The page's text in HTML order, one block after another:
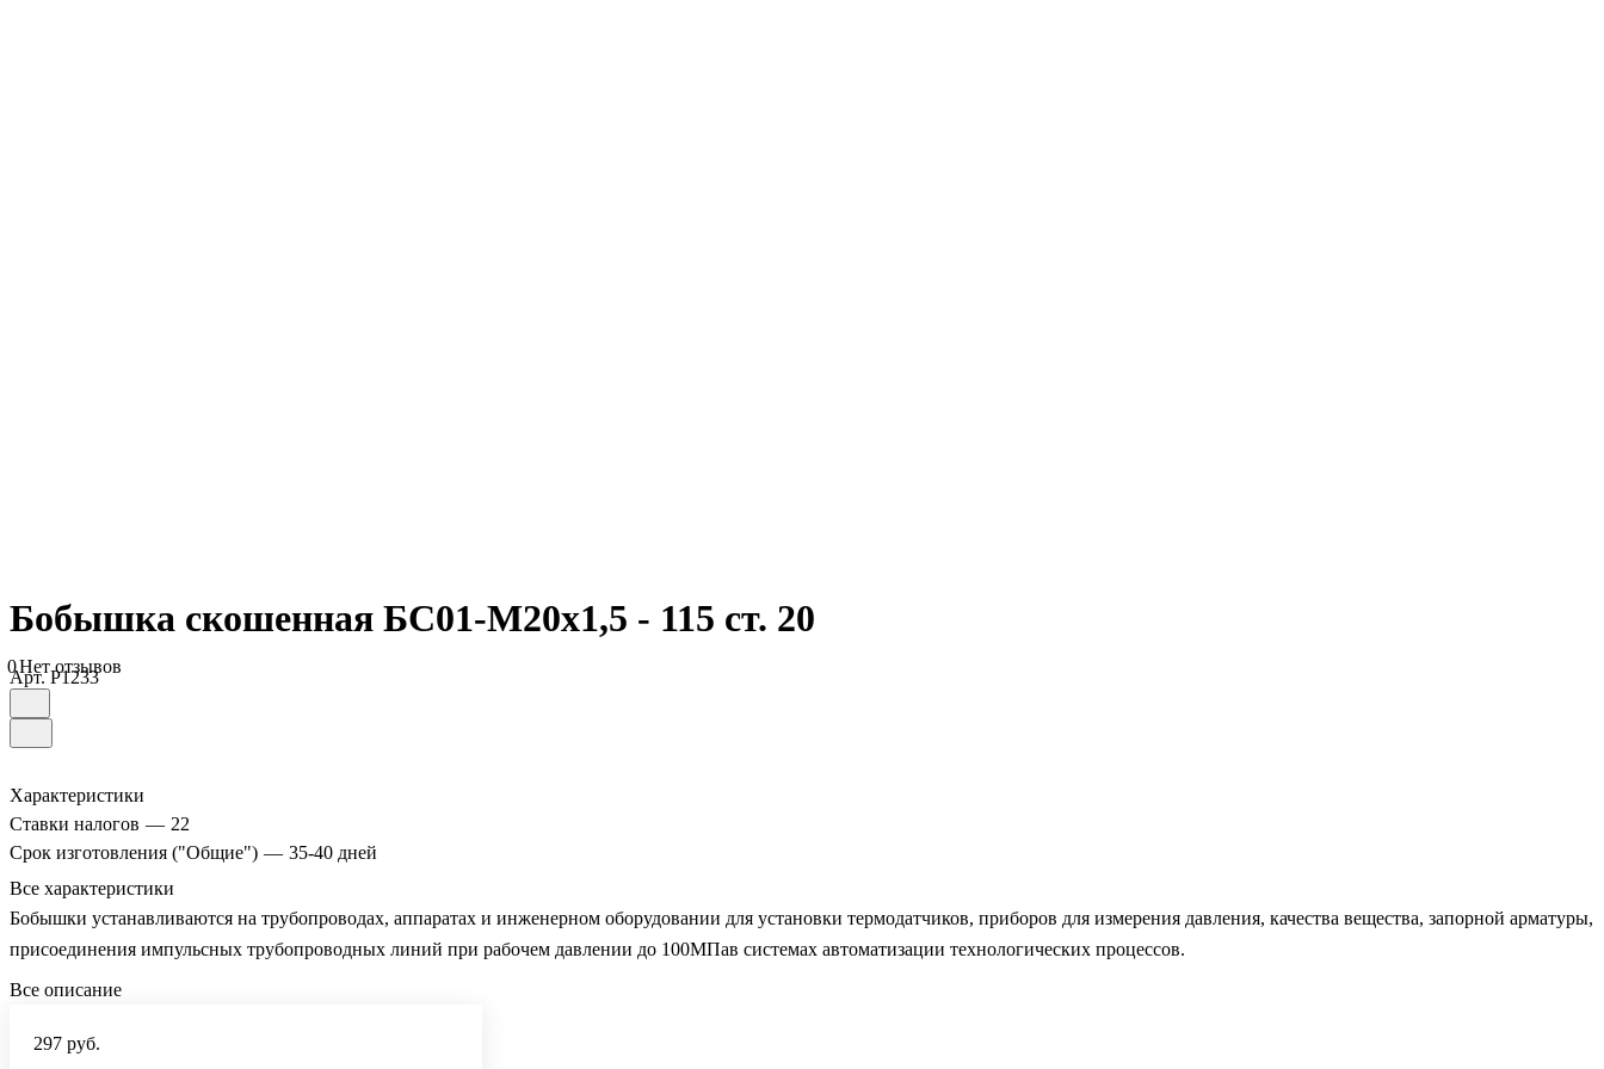
Бобышка скошенная БС01-М20х1,5 - 115 ст. 20
0Нет отзывов
Арт.P1233
Характеристики
Ставки налогов — 22
Срок изготовления ("Общие") — 35-40 дней
Все характеристики
Бобышки устанавливаются на трубопроводах, аппаратах и инженерном оборудовании для установки термодатчиков, приборов для измерения давления, качества вещества, запорной арматуры,
присоединения импульсных трубопроводных линий при рабочем давлении до 100МПав системах автоматизации технологических процессов.
Все описание
297 руб.